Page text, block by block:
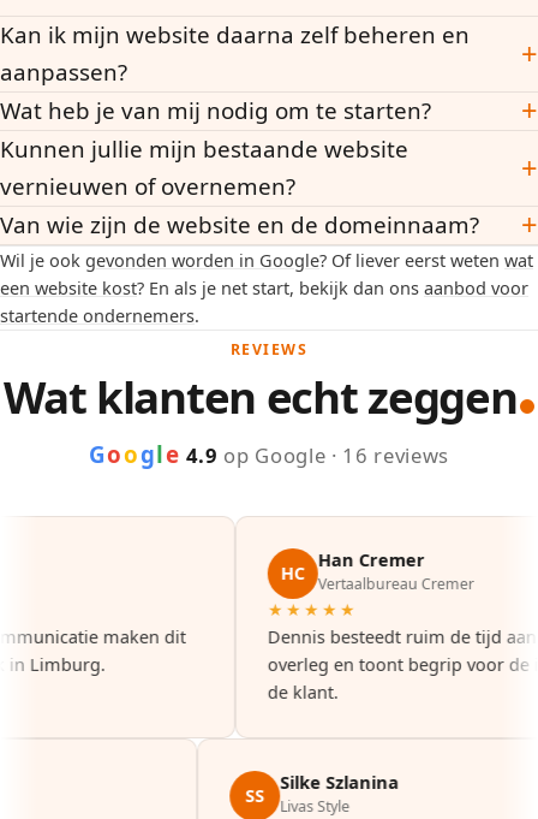
Kan ik mijn website daarna zelf beheren en
aanpassen?
+
Wat heb je van mij nodig om te starten? +
Kunnen jullie mijn bestaande website
vernieuwen of overnemen?
+
Van wie zijn de website en de domeinnaam? +
Wil je ook gevonden worden in Google? Of liever eerst weten wat
een website kost? En als je net start, bekijk dan ons aanbod voor
startende ondernemers.
REVIEWS
Wat klanten echt zeggen
Google 4.9 op Google · 16 reviews
maken dit
HC
Han Cremer
Vertaalbureau Cremer
★★★★★
Dennis besteedt ruim de tijd aan
overleg en toont begrip voor de
de klant.
SS
Silke Szlanina
Livas Style